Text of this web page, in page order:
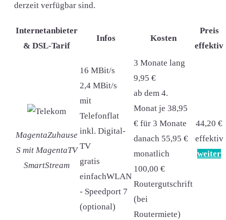
derzeit verfügbar sind.
Internetanbieter
& DSL-Tarif
Infos Kosten
Preis
effektiv
MagentaZuhause
S mit MagentaTV
SmartStream
16 MBit/s
2,4 MBit/s
mit
Telefonflat
inkl. Digital-
TV
gratis
einfachWLAN
- Speedport 7
(optional)
3 Monate lang
9,95 €
ab dem 4.
Monat je 38,95
€ für 3 Monate
danach 55,95 €
monatlich
100,00 €
Routergutschrift
(bei
Routermiete)
44,20 €
effektiv
weiter